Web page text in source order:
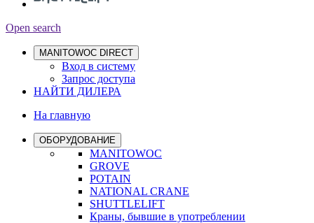
Open search
MANITOWOC DIRECT
Вход в систему
Запрос доступа
НАЙТИ ДИЛЕРА
На главную
ОБОРУДОВАНИЕ
MANITOWOC
GROVE
POTAIN
NATIONAL CRANE
SHUTTLELIFT
Краны, бывшие в употреблении